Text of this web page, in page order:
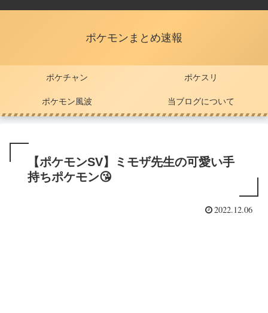
ポケモンまとめ速報
ポケチャン ポケスリ
ポケモン風波 当ブログについて
【ポケモンSV】ミモザ先生の可愛い手
持ちポケモン😘
2022.12.06